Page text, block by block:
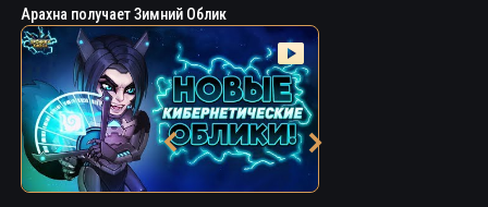
Арахна получает Зимний Облик